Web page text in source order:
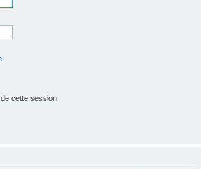
cette session